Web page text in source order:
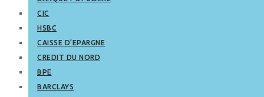
CIC
HSBC
CAISSE D’EPARGNE
CREDIT DU NORD
BPE
BARCLAYS